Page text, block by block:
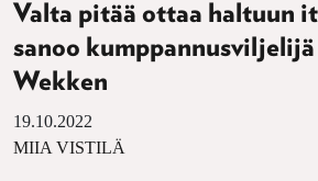
Valta pitää ottaa haltuun
sanoo kumppannusviljelijä
Wekken
19.10.2022
MIIA VISTILÄ